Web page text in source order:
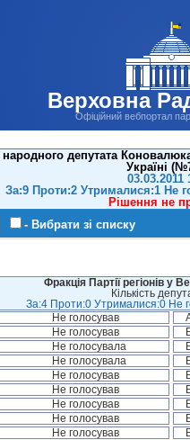
Верховна
Офіційний вебпортал
депутата
Україні
03.03.2011
За:9 Проти:2 Утрималися:1 Не
Рішення не
- Вибрати зі списку
Фракція Партії регіонів у
Кількість
За:4 Проти:0 Утрималися:0 Не
Не голосував
Не голосував
Не голосувала
Не голосувала
Не голосував
Не голосував
Не голосував
Не голосував
Не голосував